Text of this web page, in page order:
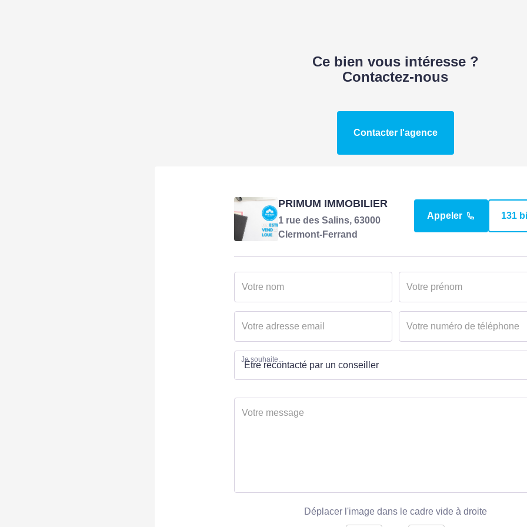
Ce bien vous intéresse ?
Contactez-nous
Contacter l'agence
PRIMUM IMMOBILIER
1 rue des Salins, 63000
Clermont-Ferrand
Appeler 131
Je souhaite...
Déplacer l'image dans le cadre vide à droite